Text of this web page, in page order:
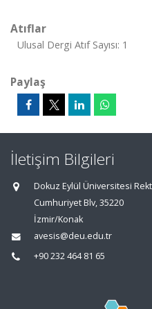
Atıflar
Ulusal Dergi Atıf Sayısı: 1
Paylaş
İletişim Bilgileri
Dokuz Eylül Üniversitesi
Cumhuriyet Blv, 35220
İzmir/Konak
avesis@deu.edu.tr
+90 232 464 81 65